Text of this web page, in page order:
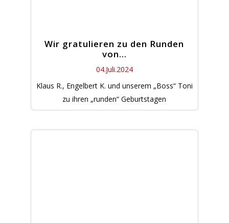
Wir gratulieren zu den Runden
von…
04.Juli.2024
Klaus R., Engelbert K. und unserem „Boss“ Toni
zu ihren „runden“ Geburtstagen